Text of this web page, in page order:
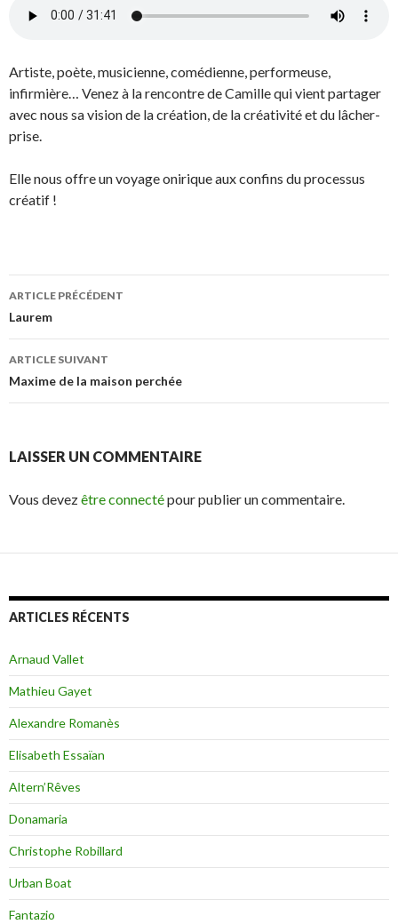
Artiste, poète, musicienne, comédienne, performeuse,
infirmière… Venez à la rencontre de Camille qui vient partager
avec nous sa vision de la création, de la créativité et du lâcher-
prise.
Elle nous offre un voyage onirique aux confins du processus
créatif !
Navigation
des
articles
ARTICLE PRÉCÉDENT
Laurem
ARTICLE SUIVANT
Maxime de la maison perchée
LAISSER UN COMMENTAIRE
Vous devezêtre connectépour publier un commentaire.
ARTICLES RÉCENTS
Arnaud Vallet
Mathieu Gayet
Alexandre Romanès
Elisabeth Essaïan
Altern’Rêves
Donamaria
Christophe Robillard
Urban Boat
Fantazio